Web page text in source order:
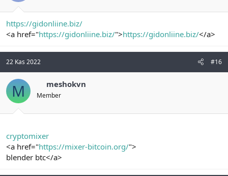
https://gidonliine.biz/
<a href="https://gidonliine.biz/">https://gidonliine.biz/</a>
22 Kas 2022 #16
M meshokvn
Member
cryptomixer
<a href="https://mixer-bitcoin.org/">
blender btc</a>